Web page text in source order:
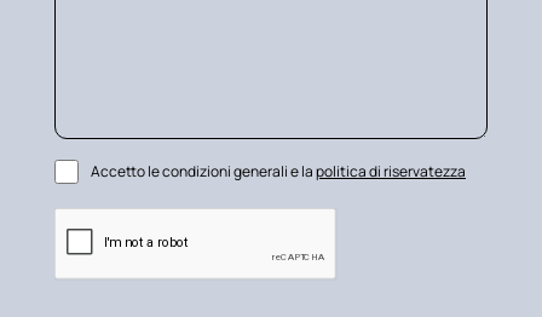
Accetto le condizioni generali e lapolitica di riservatezza